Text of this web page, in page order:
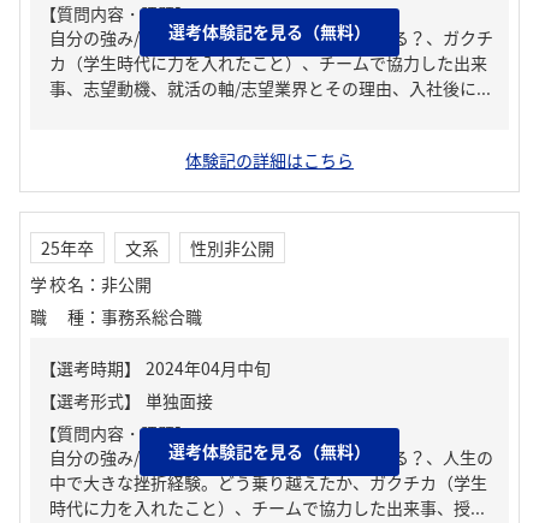
【質問内容・課題】
自分の強み/弱み、周りからどんな人といわれる？、ガクチ
カ（学生時代に力を入れたこと）、チームで協力した出来
事、志望動機、就活の軸/志望業界とその理由、入社後に...
選考体験記を見る（無料）
体験記の詳細はこちら
25年卒 文系
性別非公開
学校名 ： 非公開
職種 ： 事務系総合職
【質問内容・課題】
自分の強み/弱み、周りからどんな人といわれる？、人生の
中で大きな挫折経験。どう乗り越えたか、ガクチカ（学生
時代に力を入れたこと）、チームで協力した出来事、授...
選考体験記を見る（無料）